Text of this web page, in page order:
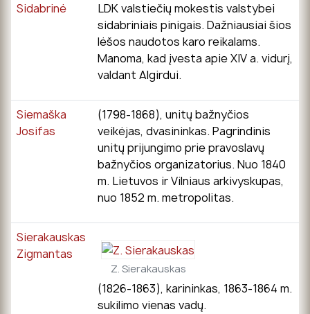
Sidabrinė
LDK valstiečių mokestis valstybei
sidabriniais pinigais. Dažniausiai šios
lėšos naudotos karo reikalams.
Manoma, kad įvesta apie XIV a. vidurį,
valdant Algirdui.
Siemaška
Josifas
(1798-1868), unitų bažnyčios
veikėjas, dvasininkas. Pagrindinis
unitų prijungimo prie pravoslavų
bažnyčios organizatorius. Nuo 1840
m. Lietuvos ir Vilniaus arkivyskupas,
nuo 1852 m. metropolitas.
Sierakauskas
Zigmantas
Z. Sierakauskas
(1826-1863), karininkas, 1863-1864 m.
sukilimo vienas vadų.